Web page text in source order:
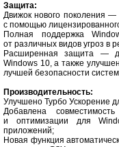
Защита:
Движок нового поколения —
с помощью
Полная поддержка
от различных видов угроз в
Расширенная защита —
Windows 10, а также
лучшей безопасности
Производительность:
Улучшено Турбо Ускорение
Добавлена
и оптимизации для
приложений;
Новая функция